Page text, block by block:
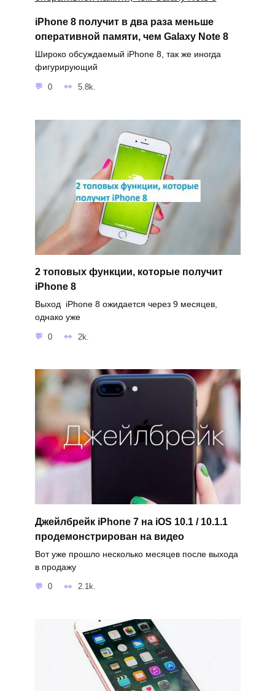
iPhone 8 получит в два раза меньше
оперативной памяти, чем Galaxy Note 8
Широко обсуждаемый iPhone 8, так же иногда
фигурирующий
0 5.8k.
2 топовых функции, которые получит
iPhone 8
Выход iPhone 8 ожидается через 9 месяцев,
однако уже
0 2k.
Джейлбрейк iPhone 7 на iOS 10.1 / 10.1.1
продемонстрирован на видео
Вот уже прошло несколько месяцев после выхода
в продажу
0 2.1k.